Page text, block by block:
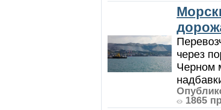
через
Черном
1865